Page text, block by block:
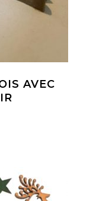
AVEC